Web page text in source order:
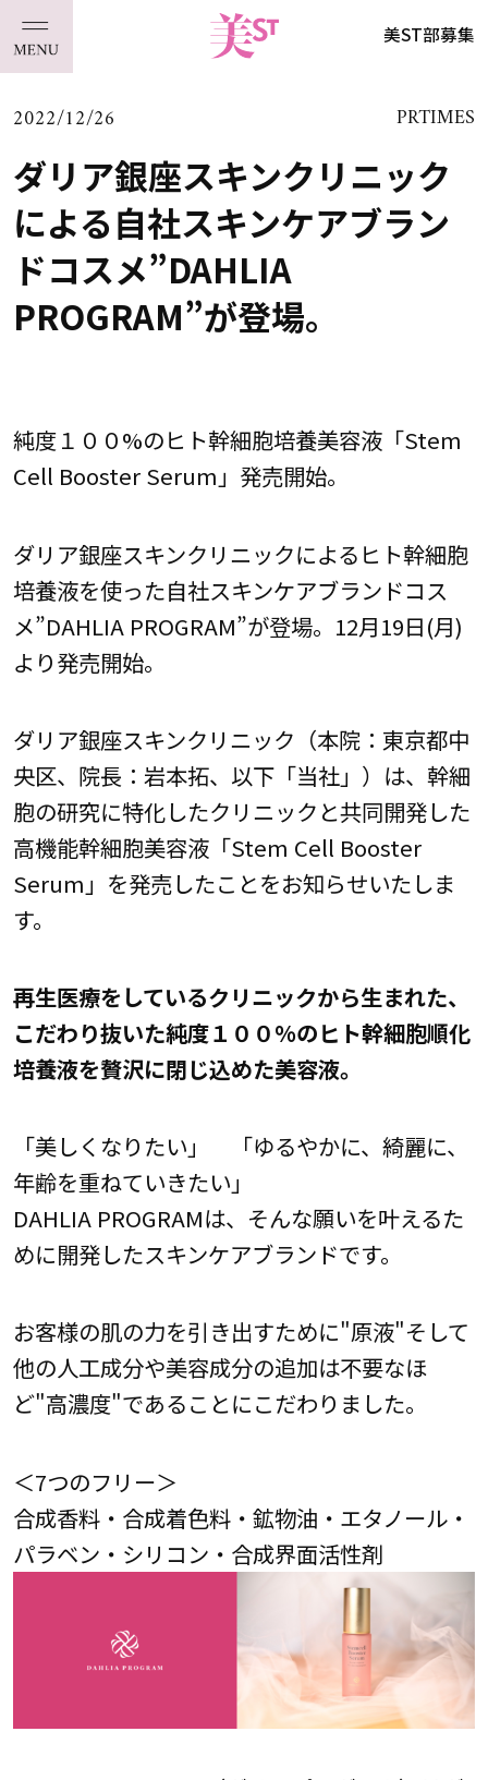
美ST部募集
2022/12/26 PRTIMES
ダリア銀座スキンクリニック
による自社スキンケアブラン
ドコスメ”DAHLIA
PROGRAM”が登場。
純度１００%のヒト幹細胞培養美容液「Stem
Cell Booster Serum」発売開始。
ダリア銀座スキンクリニックによるヒト幹細胞
培養液を使った自社スキンケアブランドコス
メ”DAHLIA PROGRAM”が登場。12月19日(月)
より発売開始。
ダリア銀座スキンクリニック（本院：東京都中
央区、院長：岩本拓、以下「当社」）は、幹細
胞の研究に特化したクリニックと共同開発した
高機能幹細胞美容液「Stem Cell Booster
Serum」を発売したことをお知らせいたしま
す。
再生医療をしているクリニックから生まれた、
こだわり抜いた純度１００%のヒト幹細胞順化
培養液を贅沢に閉じ込めた美容液。
「美しくなりたい」 「ゆるやかに、綺麗に、
年齢を重ねていきたい」
DAHLIA PROGRAMは、そんな願いを叶えるた
めに開発したスキンケアブランドです。
お客様の肌の力を引き出すために"原液"そして
他の人工成分や美容成分の追加は不要なほ
ど"高濃度"であることにこだわりました。
＜7つのフリー＞
合成香料・合成着色料・鉱物油・エタノール・
パラベン・シリコン・合成界面活性剤